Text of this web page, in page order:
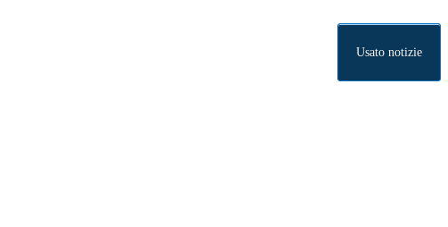
Usato notizie